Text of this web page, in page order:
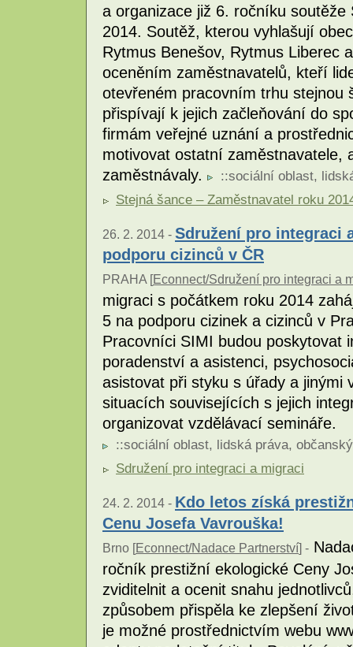
a organizace již 6. ročníku
2014. Soutěž, kterou vyhlašují
Rytmus Benešov, Rytmus Liberec
oceněním zaměstnavatelů, kteří
otevřeném pracovním trhu stejnou
přispívají k jejich začleňování do
firmám veřejné uznání a
motivovat ostatní zaměstnavatele,
zaměstnávaly.
::sociální oblast,
Stejná šance – Zaměstnavatel roku
26. 2. 2014 - Sdružení pro integraci
podporu cizinců v ČR
PRAHA [Econnect/Sdružení pro integraci a
migraci s počátkem roku 2014
5 na podporu cizinek a cizinců v
Pracovníci SIMI budou poskytovat
poradenství a asistenci,
asistovat při styku s úřady a jinými
situacích souvisejících s jejich
organizovat vzdělávací semináře.
::sociální oblast, lidská práva,
Sdružení pro integraci a migraci
24. 2. 2014 - Kdo letos získá
Cenu Josefa Vavrouška!
Brno [Econnect/Nadace Partnerství] -
ročník prestižní ekologické Ceny
zviditelnit a ocenit snahu
způsobem přispěla ke zlepšení
je možné prostřednictvím webu